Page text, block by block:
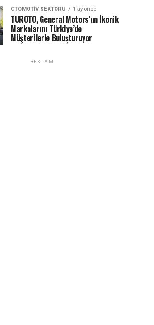
OTOMOTIV SEKTÖRÜ 1 ay önce
TUROTO, General Motors’un İkonik
Markalarını Türkiye’de
Müşterilerle Buluşturuyor
REKLAM